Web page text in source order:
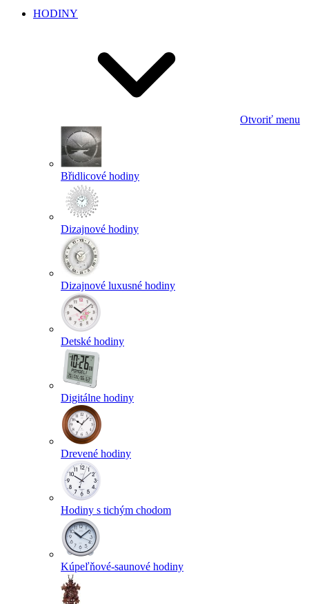
HODINY
Otvoriť menu
Břidlicové hodiny
Dizajnové hodiny
Dizajnové luxusné hodiny
Detské hodiny
Digitálne hodiny
Drevené hodiny
Hodiny s tichým chodom
Kúpeľňové-saunové hodiny